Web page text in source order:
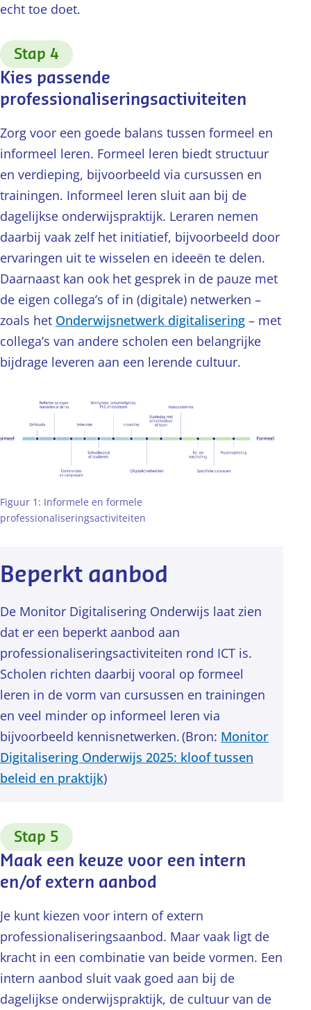
echt toe doet.
Stap 4
Kies passende
professionaliseringsactiviteiten
Zorg voor een goede balans tussen formeel en
informeel leren. Formeel leren biedt structuur
en verdieping, bijvoorbeeld via cursussen en
trainingen. Informeel leren sluit aan bij de
dagelijkse onderwijspraktijk. Leraren nemen
daarbij vaak zelf het initiatief, bijvoorbeeld door
ervaringen uit te wisselen en ideeën te delen.
Daarnaast kan ook het gesprek in de pauze met
de eigen collega’s of in (digitale) netwerken –
zoals het Onderwijsnetwerk digitalisering – met
collega’s van andere scholen een belangrijke
bijdrage leveren aan een lerende cultuur.
Figuur 1: Informele en formele
professionaliseringsactiviteiten
Beperkt aanbod
De Monitor Digitalisering Onderwijs laat zien
dat er een beperkt aanbod aan
professionaliseringsactiviteiten rond ICT is.
Scholen richten daarbij vooral op formeel
leren in de vorm van cursussen en trainingen
en veel minder op informeel leren via
bijvoorbeeld kennisnetwerken. (Bron: Monitor
Digitalisering Onderwijs 2025: kloof tussen
beleid en praktijk)
Stap 5
Maak een keuze voor een intern
en/of extern aanbod
Je kunt kiezen voor intern of extern
professionaliseringsaanbod. Maar vaak ligt de
kracht in een combinatie van beide vormen. Een
intern aanbod sluit vaak goed aan bij de
dagelijkse onderwijspraktijk, de cultuur van de